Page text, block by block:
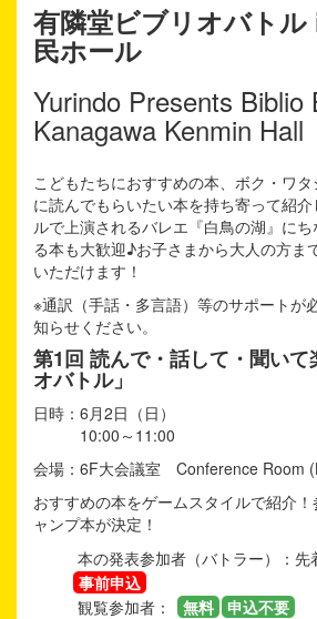
有隣堂ビブリオバト
民ホール
Yurindo Presents Biblio
Kanagawa Kenmin Hall
こどもたちにおすすめの本、ボク・ワ
に読んでもらいたい本を持ち寄って紹
ルで上演されるバレエ『白鳥の湖』に
る本も大歓迎♪お子さまから大人の方ま
いただけます！
※通訳（手話・多言語）等のサポートが
知らせください。
第1回 読んで・話して・聞いて
オバトル」
日時：6月2日（日）
10:00～11:00
会場：6F大会議室 Conference Room
おすすめの本をゲームスタイルで紹介
ャンプ本が決定！
本の発表参加者（バトラー）：先
事前申込
観覧参加者：
無料 申込不要